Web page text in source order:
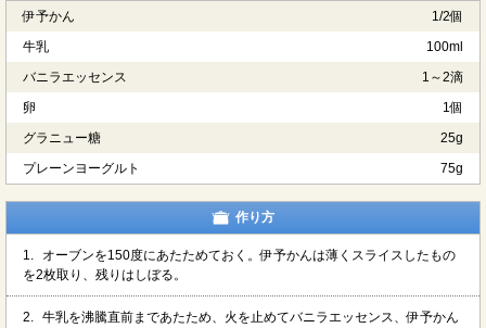
伊予かん
1/2個
牛乳
100ml
バニラエッセンス
1～2滴
卵
1個
グラニュー糖
25g
プレーンヨーグルト
75g
作り方
1.
オーブンを150度にあたためておく。伊予かんは薄くスライスしたもの
を2枚取り、残りはしぼる。
2. 牛乳を沸騰直前まであたため、火を止めてバニラエッセンス、伊予かん